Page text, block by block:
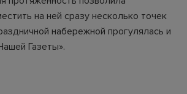
на ней сразу несколько точек
набережной прогулялась и
Газеты».